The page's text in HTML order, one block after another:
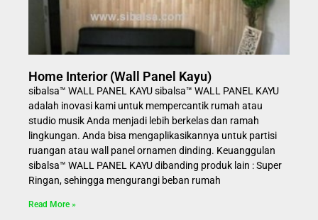
Home Interior (Wall Panel Kayu)
sibalsa™ WALL PANEL KAYU sibalsa™ WALL PANEL KAYU
adalah inovasi kami untuk mempercantik rumah atau
studio musik Anda menjadi lebih berkelas dan ramah
lingkungan. Anda bisa mengaplikasikannya untuk partisi
ruangan atau wall panel ornamen dinding. Keuanggulan
sibalsa™ WALL PANEL KAYU dibanding produk lain : Super
Ringan, sehingga mengurangi beban rumah
Read More »